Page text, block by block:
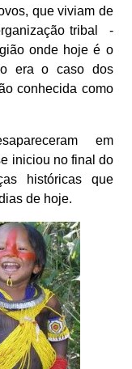
que viviam de
tribal -
onde hoje é o
era o caso dos
conhecida como
em
iniciou no final do
históricas que
de hoje.